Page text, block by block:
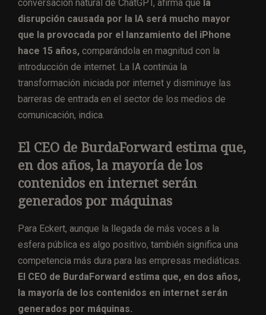
conversación natural de ChatGPT, afirma que la
disrupción causada por la IA será mucho mayor
que la provocada por el lanzamiento del iPhone
hace 15 años, comparándola en magnitud con la
introducción de internet. La IA continúa la
transformación iniciada por internet y disminuye las
barreras de entrada en el sector de los medios de
comunicación, indica.
El CEO de BurdaForward estima que,
en dos años, la mayoría de los
contenidos en internet serán
generados por máquinas
Para Eckert, aunque la llegada de más voces a la
esfera pública es algo positivo, también significa una
competencia más dura para las empresas mediáticas.
El CEO de BurdaForward estima que, en dos años,
la mayoría de los contenidos en internet serán
generados por máquinas.